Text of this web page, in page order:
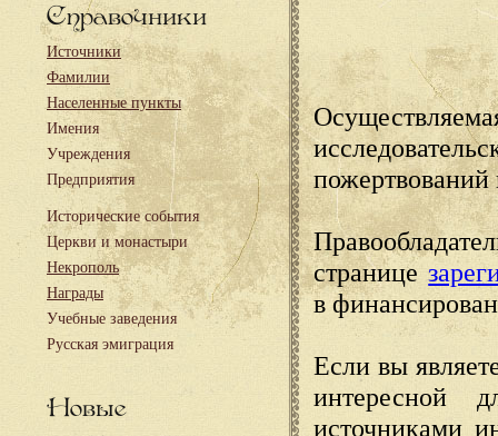
Справочники
Источники
Фамилии
Населенные пункты
Имения
Учреждения
Предприятия
Исторические события
Церкви и монастыри
Некрополь
Награды
Учебные заведения
Русская эмиграция
Новые
пожертвований
странице
в
Если вы
интересной
источниками